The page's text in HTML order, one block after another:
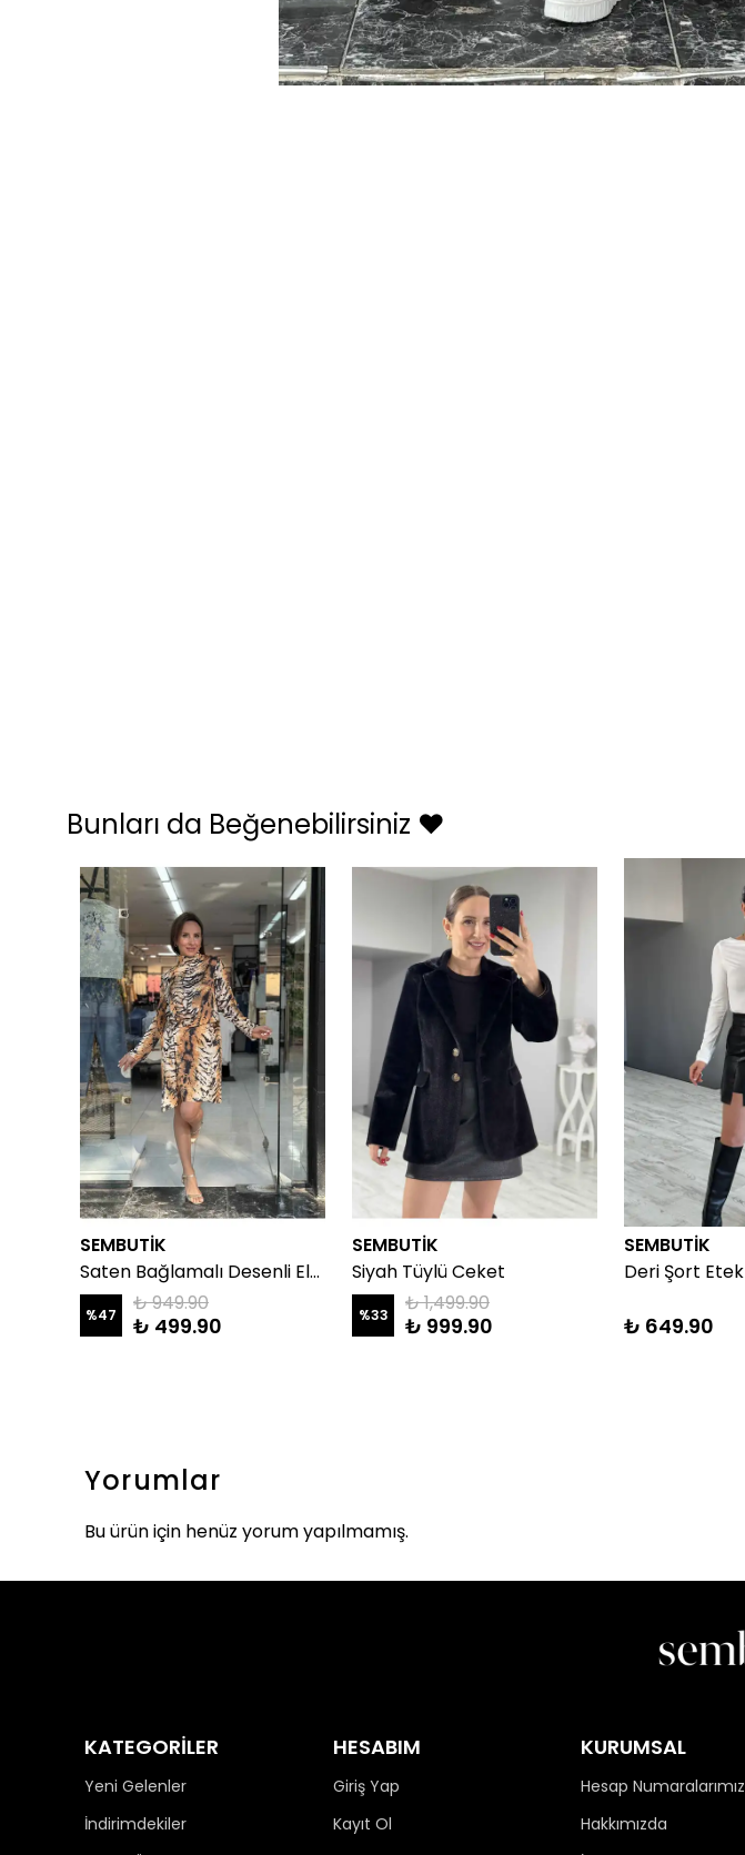
Bunları da Beğenebilirsiniz ❤️
SEMBUTİK
Saten Bağlamalı Desenli Elbise
%47 ₺ 949.90
₺ 499.90
SEMBUTİK
Siyah Tüylü Ceket
%33 ₺ 1,499.90
₺ 999.90
SEMBUTİK
Deri Şort Etek
₺ 649.90
Yorumlar
Bu ürün için henüz yorum yapılmamış.
KATEGORİLER
Yeni Gelenler
İndirimdekiler
HESABIM
Giriş Yap
Kayıt Ol
KURUMSAL
Hesap Numaralarımız
Hakkımızda